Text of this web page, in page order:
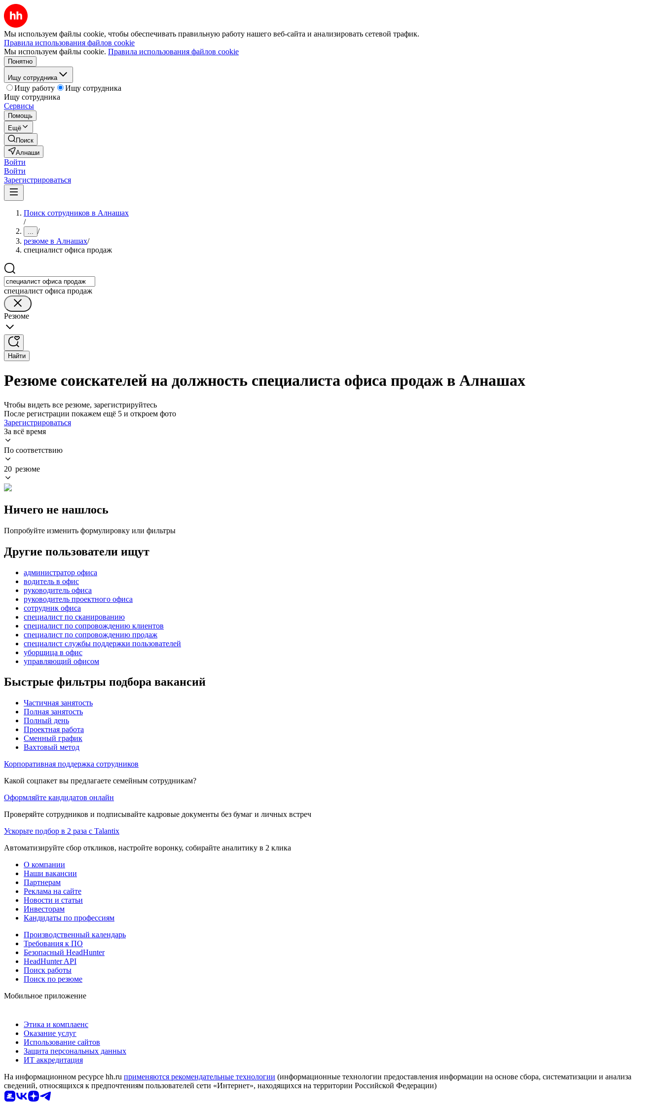
Мы используем файлы cookie, чтобы обеспечивать правильную работу нашего веб-сайта и анализировать сетевой трафик.
Правила использования файлов cookie
Мы используем файлы cookie. Правила использования файлов cookie
Понятно
Ищу сотрудника
Ищу работу
Ищу сотрудника
Ищу сотрудника
Сервисы
Помощь
Ещё
Поиск
Алнаши
Войти
Войти
Зарегистрироваться
Поиск сотрудников в Алнашах
/
... /
резюме в Алнашах/
специалист офиса продаж
специалист офиса продаж
Резюме
Найти
Резюме соискателей на должность специалиста офиса продаж в Алнашах
Чтобы видеть все резюме, зарегистрируйтесь
После регистрации покажем ещё 5 и откроем фото
Зарегистрироваться
За всё время
По соответствию
20 резюме
Ничего не нашлось
Попробуйте изменить формулировку или фильтры
Другие пользователи ищут
администратор офиса
водитель в офис
руководитель офиса
руководитель проектного офиса
сотрудник офиса
специалист по сканированию
специалист по сопровождению клиентов
специалист по сопровождению продаж
специалист службы поддержки пользователей
уборщица в офис
управляющий офисом
Быстрые фильтры подбора вакансий
Частичная занятость
Полная занятость
Полный день
Проектная работа
Сменный график
Вахтовый метод
Корпоративная поддержка сотрудников
Какой соцпакет вы предлагаете семейным сотрудникам?
Оформляйте кандидатов онлайн
Проверяйте сотрудников и подписывайте кадровые документы без бумаг и личных встреч
Ускорьте подбор в 2 раза с Talantix
Автоматизируйте сбор откликов, настройте воронку, собирайте аналитику в 2 клика
О компании
Наши вакансии
Партнерам
Реклама на сайте
Новости и статьи
Инвесторам
Кандидаты по профессиям
Производственный календарь
Требования к ПО
Безопасный HeadHunter
HeadHunter API
Поиск работы
Поиск по резюме
Мобильное приложение
Этика и комплаенс
Оказание услуг
Использование сайтов
Защита персональных данных
ИТ аккредитация
На информационном ресурсе hh.ru применяются рекомендательные технологии (информационные технологии предоставления информации на основе сбора, систематизации и анализа
сведений, относящихся к предпочтениям пользователей сети «Интернет», находящихся на территории Российской Федерации)